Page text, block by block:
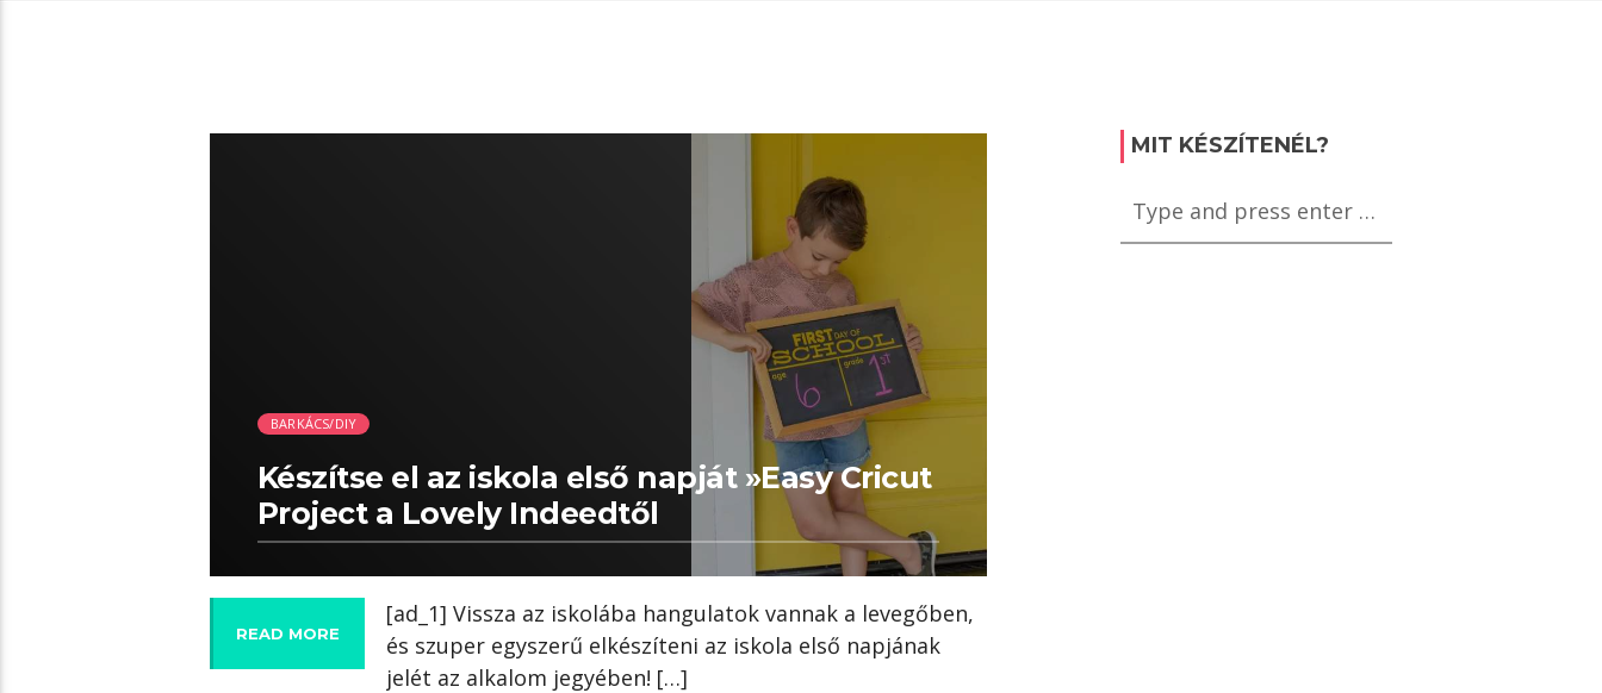
BARKÁCS/DIY
Készítse el az iskola első napját »Easy Cricut
Project a Lovely Indeedtől
READ MORE
[ad_1] Vissza az iskolába hangulatok vannak a levegőben,
és szuper egyszerű elkészíteni az iskola első napjának
jelét az alkalom jegyében! […]
MIT KÉSZÍTENÉL?